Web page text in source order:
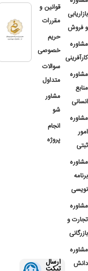
بازاریابی
و فروش
مشاوره
کارآفرینی
مشاوره
منابع
انسانی
مشاوره
امور
ثبتی
مشاوره
برنامه
نویسی
مشاوره
تجارت و
بازرگانی
مشاوره
دانش
قوانین و
مقررات
حریم
خصوصی
سوالات
متداول
مشاور
شو
انجام
پروژه
ارسال